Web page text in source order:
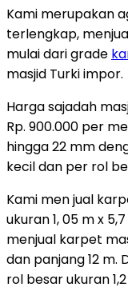
Kami merupakan
terlengkap,
mulai dari grade
masjid Turki impor.
Harga sajadah
Rp. 900.000 per
hingga 22 mm
kecil dan per rol
Kami men jual
ukuran 1, 05 m x
menjual karpet
dan panjang 12 m.
rol besar ukuran